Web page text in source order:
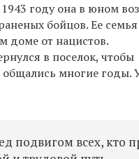
году она в юном
бойцов. Ее семья
доме от нацистов.
в поселок, чтобы
многие годы.
подвигом всех, кто